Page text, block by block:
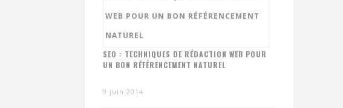
SEO : TECHNIQUES DE RÉDACTION WEB POUR
UN BON RÉFÉRENCEMENT NATUREL
9 juin 2014